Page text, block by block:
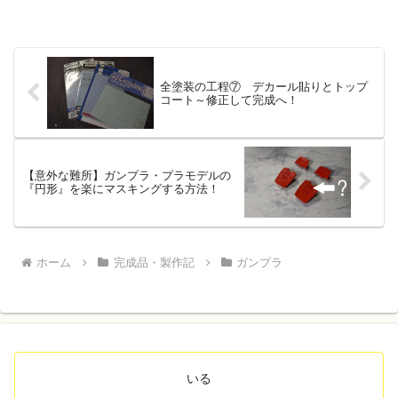
全塗装の工程⑦ デカール貼りとトップ
コート～修正して完成へ！
【意外な難所】ガンプラ・プラモデルの
『円形』を楽にマスキングする方法！
ホーム 完成品・製作記 ガンプラ
いる